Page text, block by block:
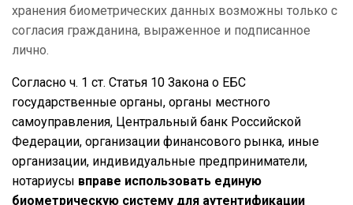
хранения биометрических данных возможны только с
согласия гражданина, выраженное и подписанное
лично.
Согласно ч. 1 ст. Статья 10 Закона о ЕБС
государственные органы, органы местного
самоуправления, Центральный банк Российской
Федерации, организации финансового рынка, иные
организации, индивидуальные предприниматели,
нотариусы вправе использовать единую
биометрическую систему для аутентификации